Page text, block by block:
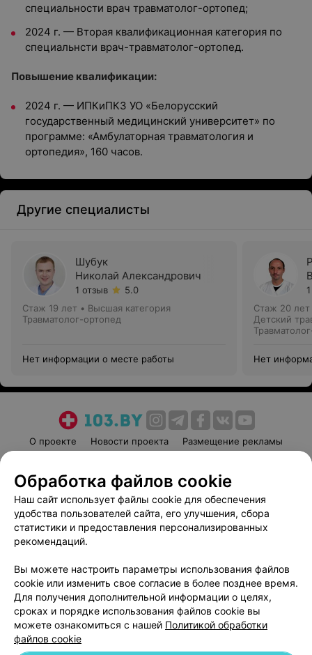
специальности врач травматолог-ортопед;
2024 г. — Вторая квалификационная категория по
специальнсти врач-травматолог-ортопед.
Повышение квалификации:
2024 г. — ИПКиПКЗ УО «Белорусский
государственный медицинский университет» по
программе: «Амбулаторная травматология и
ортопедия», 160 часов.
Другие специалисты
Шубук
Николай Александрович
1 отзыв
5.0
Стаж 19 лет • Высшая категория
Травматолог-ортопед
Нет информации о месте работы
Стаж 20 лет
Детский
Нет
О проекте Новости проекта
Размещение рекламы
Пользовательское соглашение
Способы оплаты
Вакансии
Партнеры
Написать руководителю 103.by
Обработка персональных данных
Обработка файлов cookie
Наш сайт использует файлы cookie для обеспечения
удобства пользователей сайта, его улучшения, сбора
статистики и предоставления персонализированных
рекомендаций.
Вы можете настроить параметры использования файлов
cookie или изменить свое согласие в более позднее время.
Для получения дополнительной информации о целях,
сроках и порядке использования файлов cookie вы
можете ознакомиться с нашей Политикой обработки
файлов cookie